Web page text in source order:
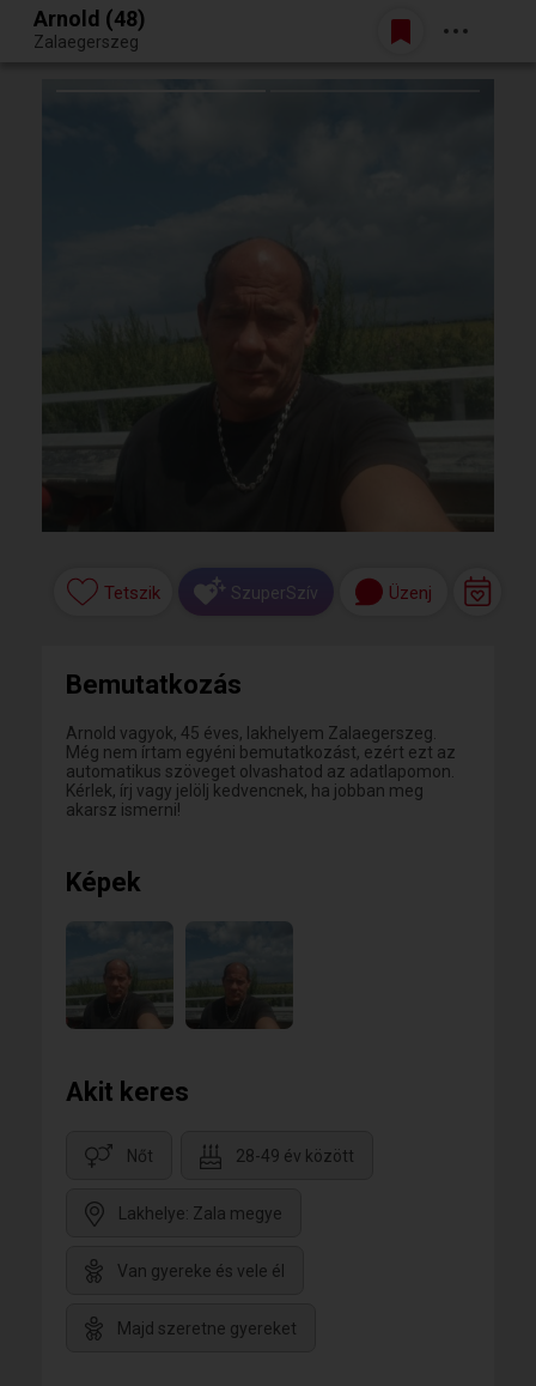
Egy jó randiból bármi lehet.
Belépés
Arnold (48)
Zalaegerszeg
Tetszik SzuperSzív Üzenj
Bemutatkozás
Arnold vagyok, 45 éves, lakhelyem Zalaegerszeg.
Még nem írtam egyéni bemutatkozást, ezért ezt az
automatikus szöveget olvashatod az adatlapomon.
Kérlek, írj vagy jelölj kedvencnek, ha jobban meg
akarsz ismerni!
Képek
Akit keres
Nőt 28-49 év között
Lakhelye: Zala megye
Van gyereke és vele él
Majd szeretne gyereket